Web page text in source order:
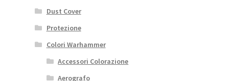
Dust Cover
Protezione
Colori Warhammer
Accessori Colorazione
Aerografo